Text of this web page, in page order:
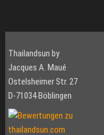
Thailandsun by
Jacques A. Maué
Ostelsheimer Str. 27
D-71034 Böblingen